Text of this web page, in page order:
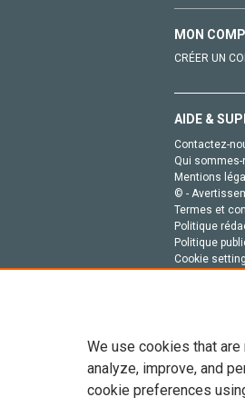
MON
CRÉER UN
AIDE &
Contactez-
Qui sommes-
Mentions
© -
Termes et
Politique
Politique
Cookie
Tout le
We use cookies that
analyze, improve, and
cookie preferences